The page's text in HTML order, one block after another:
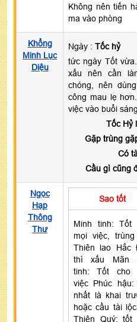
Không nên tiến
ma vào phòng
Khổng
Minh Lục
Diệu
Ngày : Tốc hỷ
tức ngày Tốt
xấu nên cần
chóng, nên
công mau lẹ
việc vào buổi
Tốc Hỷ
Gặp trùng
Có
Cầu gì cũng
Ngọc
Hạp
Thông
Thư
Sao tốt
Minh tinh: Tốt
mọi việc,
Thiên lao Hắc
thì xấu Mãn
tinh: Tốt cho
việc Phúc hậu:
nhất là khai
hoặc cầu tài
Thiên Quý: tốt